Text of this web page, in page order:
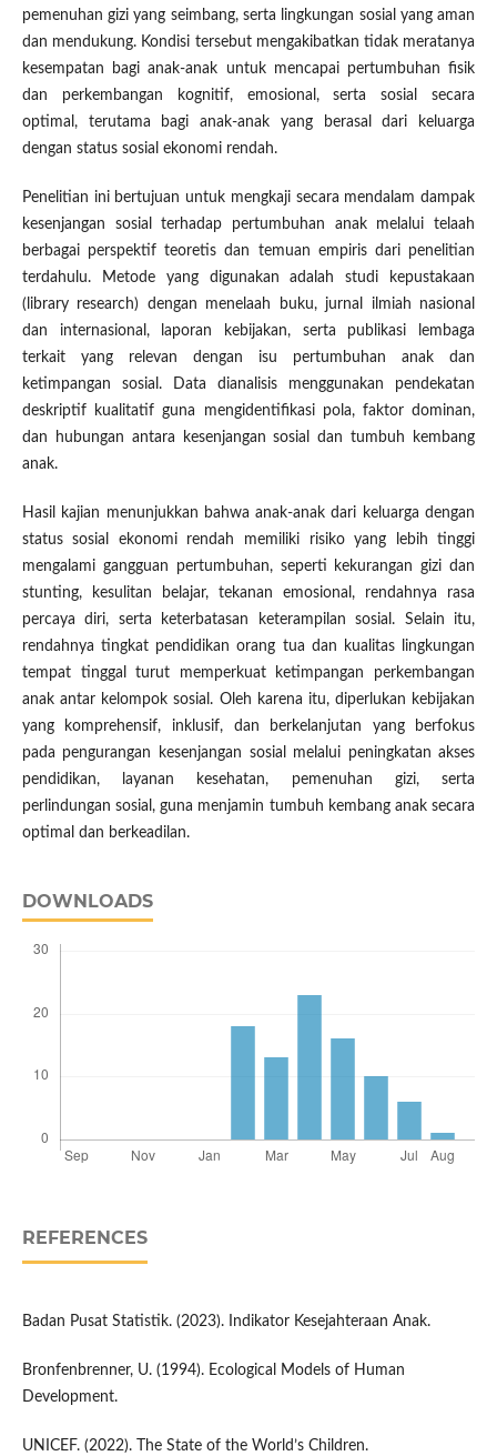
pemenuhan gizi yang seimbang, serta lingkungan sosial yang aman
dan mendukung. Kondisi tersebut mengakibatkan tidak meratanya
kesempatan bagi anak-anak untuk mencapai pertumbuhan fisik
dan perkembangan kognitif, emosional, serta sosial secara
optimal, terutama bagi anak-anak yang berasal dari keluarga
dengan status sosial ekonomi rendah.
Penelitian ini bertujuan untuk mengkaji secara mendalam dampak
kesenjangan sosial terhadap pertumbuhan anak melalui telaah
berbagai perspektif teoretis dan temuan empiris dari penelitian
terdahulu. Metode yang digunakan adalah studi kepustakaan
(library research) dengan menelaah buku, jurnal ilmiah nasional
dan internasional, laporan kebijakan, serta publikasi lembaga
terkait yang relevan dengan isu pertumbuhan anak dan
ketimpangan sosial. Data dianalisis menggunakan pendekatan
deskriptif kualitatif guna mengidentifikasi pola, faktor dominan,
dan hubungan antara kesenjangan sosial dan tumbuh kembang
anak.
Hasil kajian menunjukkan bahwa anak-anak dari keluarga dengan
status sosial ekonomi rendah memiliki risiko yang lebih tinggi
mengalami gangguan pertumbuhan, seperti kekurangan gizi dan
stunting, kesulitan belajar, tekanan emosional, rendahnya rasa
percaya diri, serta keterbatasan keterampilan sosial. Selain itu,
rendahnya tingkat pendidikan orang tua dan kualitas lingkungan
tempat tinggal turut memperkuat ketimpangan perkembangan
anak antar kelompok sosial. Oleh karena itu, diperlukan kebijakan
yang komprehensif, inklusif, dan berkelanjutan yang berfokus
pada pengurangan kesenjangan sosial melalui peningkatan akses
pendidikan, layanan kesehatan, pemenuhan gizi, serta
perlindungan sosial, guna menjamin tumbuh kembang anak secara
optimal dan berkeadilan.
DOWNLOADS
REFERENCES
Badan Pusat Statistik. (2023). Indikator Kesejahteraan Anak.
Bronfenbrenner, U. (1994). Ecological Models of Human
Development.
UNICEF. (2022). The State of the World’s Children.